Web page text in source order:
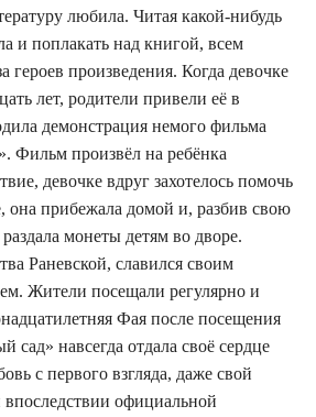
любила. Читая какой-нибудь
и поплакать над книгой, всем
героев произведения. Когда девочке
лет, родители привели её в
демонстрация немого фильма
Фильм произвёл на ребёнка
девочке вдруг захотелось помочь
она прибежала домой и, разбив свою
монеты детям во дворе.
Раневской, славился своим
Жители посещали регулярно и
Фая после посещения
сад» навсегда отдала своё сердце
с первого взгляда, даже свой
официальной